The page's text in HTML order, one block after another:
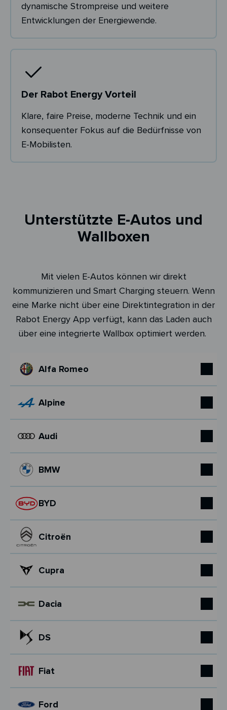
dynamische Strompreise und weitere
Entwicklungen der Energiewende.
Der Rabot Energy Vorteil
Klare, faire Preise, moderne Technik und ein
konsequenter Fokus auf die Bedürfnisse von
E-Mobilisten.
Unterstützte E-Autos und
Wallboxen
Mit vielen E-Autos können wir direkt
kommunizieren und Smart Charging steuern. Wenn
eine Marke nicht über eine Direktintegration in der
Rabot Energy App verfügt, kann das Laden auch
über eine integrierte Wallbox optimiert werden.
Alfa Romeo
Alpine
Audi
BMW
BYD
Citroën
Cupra
Dacia
DS
Fiat
Ford